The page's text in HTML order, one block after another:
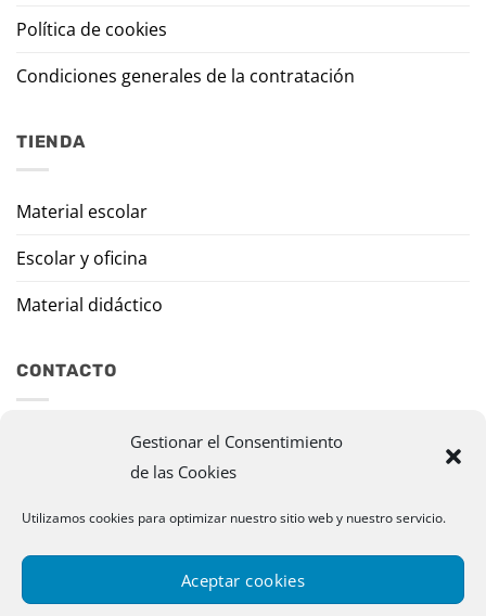
Gestionar el Consentimiento
de las Cookies
Utilizamos cookies para optimizar nuestro sitio web y nuestro servicio.
Aceptar cookies
Política de cookies
Condiciones generales de la contratación
TIENDA
Material escolar
Escolar y oficina
Material didáctico
CONTACTO
Travesía Tomas de Burgui, 8 31013 Ansoáin (Navarra)
948 234 436 – 623 195 518